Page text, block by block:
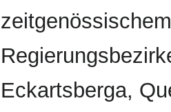
Eckartsberga,